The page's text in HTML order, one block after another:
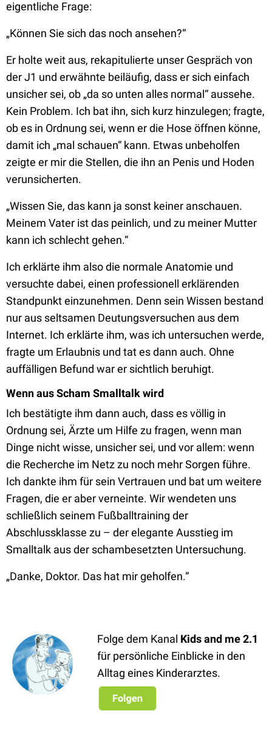
eigentliche Frage:
„Können Sie sich das noch ansehen?“
Er holte weit aus, rekapitulierte unser Gespräch von
der J1 und erwähnte beiläufig, dass er sich einfach
unsicher sei, ob „da so unten alles normal“ aussehe.
Kein Problem. Ich bat ihn, sich kurz hinzulegen; fragte,
ob es in Ordnung sei, wenn er die Hose öffnen könne,
damit ich „mal schauen“ kann. Etwas unbeholfen
zeigte er mir die Stellen, die ihn an Penis und Hoden
verunsicherten.
„Wissen Sie, das kann ja sonst keiner anschauen.
Meinem Vater ist das peinlich, und zu meiner Mutter
kann ich schlecht gehen.“
Ich erklärte ihm also die normale Anatomie und
versuchte dabei, einen professionell erklärenden
Standpunkt einzunehmen. Denn sein Wissen bestand
nur aus seltsamen Deutungsversuchen aus dem
Internet. Ich erklärte ihm, was ich untersuchen werde,
fragte um Erlaubnis und tat es dann auch. Ohne
auffälligen Befund war er sichtlich beruhigt.
Wenn aus Scham Smalltalk wird
Ich bestätigte ihm dann auch, dass es völlig in
Ordnung sei, Ärzte um Hilfe zu fragen, wenn man
Dinge nicht wisse, unsicher sei, und vor allem: wenn
die Recherche im Netz zu noch mehr Sorgen führe.
Ich dankte ihm für sein Vertrauen und bat um weitere
Fragen, die er aber verneinte. Wir wendeten uns
schließlich seinem Fußballtraining der
Abschlussklasse zu – der elegante Ausstieg im
Smalltalk aus der schambesetzten Untersuchung.
„Danke, Doktor. Das hat mir geholfen.“
Folge dem Kanal Kids and me 2.1
für persönliche Einblicke in den
Alltag eines Kinderarztes.